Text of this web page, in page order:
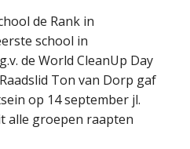
de Rank in
school in
de World CleanUp Day
Ton van Dorp gaf
op 14 september jl.
alle groepen raapten